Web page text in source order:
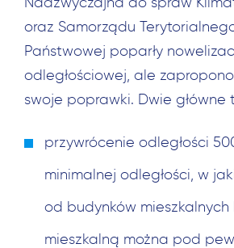
Nadzwyczajna do spraw
oraz Samorządu
Państwowej poparły
odległościowej, ale
swoje poprawki. Dwie główne
przywrócenie odległości
minimalnej odległości, w
od budynków mieszkalnych
mieszkalną można pod